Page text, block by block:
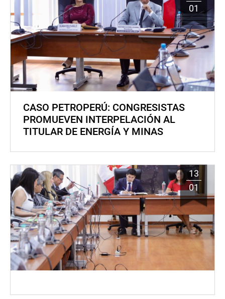
01
CASO PETROPERÚ: CONGRESISTAS
PROMUEVEN INTERPELACIÓN AL
TITULAR DE ENERGÍA Y MINAS
13
01